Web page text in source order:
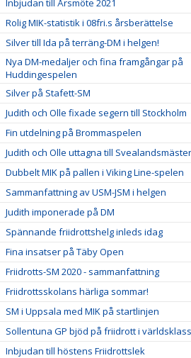
Inbjudan till Årsmöte 2021
Rolig MIK-statistik i 08fri.s årsberättelse
Silver till Ida på terräng-DM i helgen!
Nya DM-medaljer och fina framgångar på
Huddingespelen
Silver på Stafett-SM
Judith och Olle fixade segern till Stockholm
Fin utdelning på Brommaspelen
Judith och Olle uttagna till
Dubbelt MIK på pallen i Viking Line-spelen
Sammanfattning av USM-JSM i helgen
Judith imponerade på DM
Spännande friidrottshelg inleds idag
Fina insatser på Täby Open
Friidrotts-SM 2020 - sammanfattning
Friidrottsskolans härliga sommar!
SM i Uppsala med MIK på startlinjen
Sollentuna GP bjöd på friidrott i världsklass
Inbjudan till höstens Friidrottslek